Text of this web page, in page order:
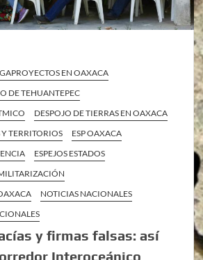
EN OAXACA
DE TEHUANTEPEC
DESPOJO DE TIERRAS EN OAXACA
TERRITORIOS
ESP OAXACA
ESPEJOS ESTADOS
NOTICIAS NACIONALES
y firmas falsas: así
Interoceánico